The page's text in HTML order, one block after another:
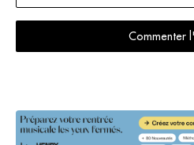
Commenter